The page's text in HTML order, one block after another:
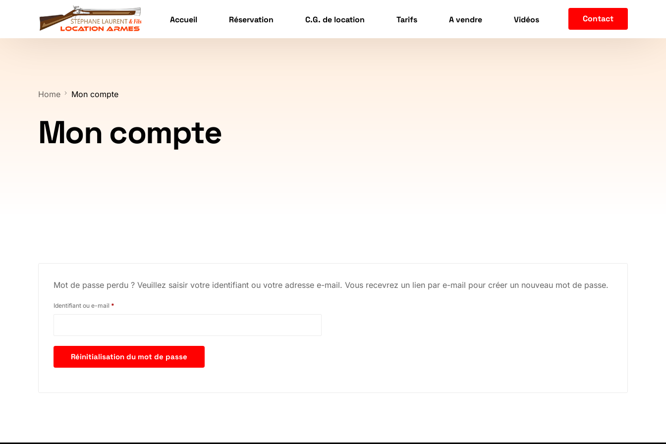
Accueil Réservation C.G. de location Tarifs A vendre Vidéos Contact
Home Mon compte
Mon compte
Mot de passe perdu ? Veuillez saisir votre identifiant ou votre adresse e-mail. Vous recevrez un lien par e-mail pour créer un nouveau mot de passe.
Identifiant ou e-mail *
Réinitialisation du mot de passe